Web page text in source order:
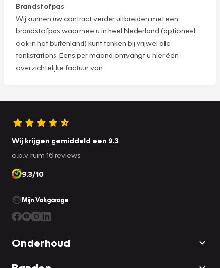
Brandstofpas
Wij kunnen uw contract verder uitbreiden met een
brandstofpas waarmee u in heel Nederland (optioneel
ook in het buitenland) kunt tanken bij vrijwel alle
tankstations. Eens per maand ontvangt u hier één
overzichtelijke factuur van.
Wij krijgen gemiddeld een 9.3
o.b.v. ruim 16 reviews
9.3/10
Mijn Vakgarage
Onderhoud